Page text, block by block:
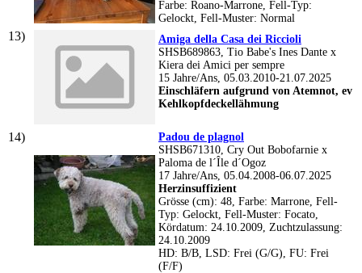
Farbe: Roano-Marrone, Fell-Typ:
Gelockt, Fell-Muster: Normal
Amiga della Casa dei Riccioli
SHSB689863, Tio Babe's Ines Dante x
Kiera dei Amici per sempre
15 Jahre/Ans, 05.03.2010-21.07.2025
Einschläfern aufgrund von Atemnot, ev
Kehlkopfdeckellähmung
Padou de plagnol
SHSB671310, Cry Out Bobofarnie x
Paloma de l´Île d´Ogoz
17 Jahre/Ans, 05.04.2008-06.07.2025
Herzinsuffizient
Grösse (cm): 48, Farbe: Marrone, Fell-
Typ: Gelockt, Fell-Muster: Focato,
Kördatum: 24.10.2009, Zuchtzulassung:
24.10.2009
HD: B/B, LSD: Frei (G/G), FU: Frei
(F/F)